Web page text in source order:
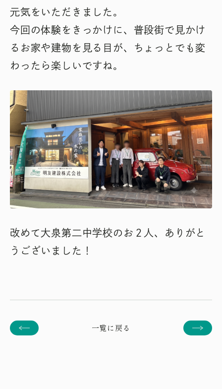
元気をいただきました。
今回の体験をきっかけに、普段街で見かけ
るお家や建物を見る目が、ちょっとでも変
わったら楽しいですね。
改めて大泉第二中学校のお２人、ありがと
うございました！
一覧に戻る